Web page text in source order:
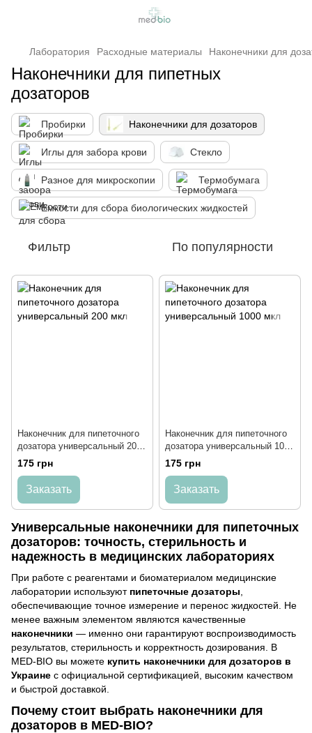
Лаборатория Расходные материалы Наконечники для
Наконечники для пипетных
дозаторов
Пробирки Наконечники для дозаторов
Иглы для забора крови Стекло
Разное для микроскопии Термобумага
Емкости для сбора биологических жидкостей
Фильтр По популярности
Наконечник для пипеточного
дозатора универсальный 200
мкл
175 грн
Заказать
Наконечник для пипеточного
дозатора универсальный 1000
мкл
175 грн
Заказать
Универсальные наконечники для пипеточных
дозаторов: точность, стерильность и
надежность в медицинских лабораториях
При работе с реагентами и биоматериалом медицинские
лаборатории используют пипеточные дозаторы
обеспечивающие точное измерение и перенос жидкостей. Не
менее важным элементом являются качественные
наконечники — именно они гарантируют воспроизводимость
результатов, стерильность и корректность дозирования. В
MED-BIO вы можете купить наконечники для дозаторов в
Украине с официальной сертификацией, высоким качеством
и быстрой доставкой.
Почему стоит выбрать наконечники для
дозаторов в MED-BIO?